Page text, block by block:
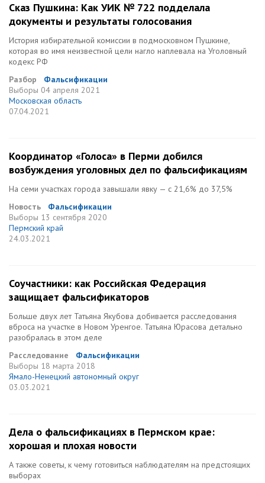
Сказ Пушкина: Как УИК № 722 подделала
документы и результаты голосования
История избирательной комиссии в подмосковном Пушкине,
которая во имя неизвестной цели нагло наплевала на Уголовный
кодекс РФ
Разбор
Фальсификации
Выборы 04 апреля 2021
Московская область
07.04.2021
Координатор «Голоса» в Перми добился
возбуждения уголовных дел по фальсификациям
На семи участках города завышали явку — с 21,6% до 37,5%
Новость
Фальсификации
Выборы 13 сентября 2020
Пермский край
24.03.2021
Соучастники: как Российская Федерация
защищает фальсификаторов
Больше двух лет Татьяна Якубова добивается расследования
вброса на участке в Новом Уренгое. Татьяна Юрасова детально
разобралась в этом деле
Расследование
Фальсификации
Выборы 18 марта 2018
Ямало-Ненецкий автономный округ
03.03.2021
Дела о фальсификациях в Пермском крае:
хорошая и плохая новости
А также советы, к чему готовиться наблюдателям на предстоящих
выборах